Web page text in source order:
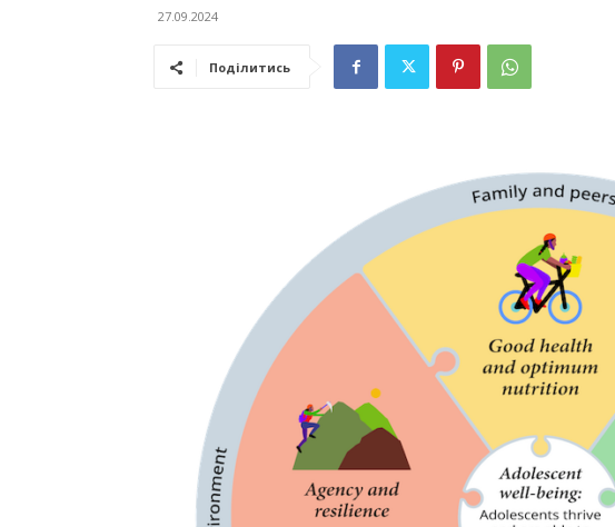
27.09.2024
Поділитись